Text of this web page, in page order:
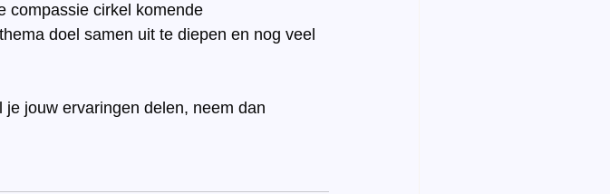
compassie cirkel komende
doel samen uit te diepen en nog veel
jouw ervaringen delen, neem dan